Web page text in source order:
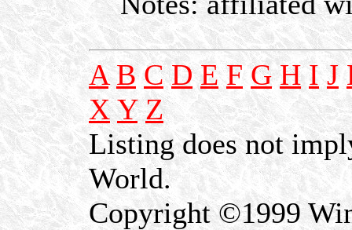
A B C D E F G H I J
X Y Z
Listing does not
World.
Copyright ©1999